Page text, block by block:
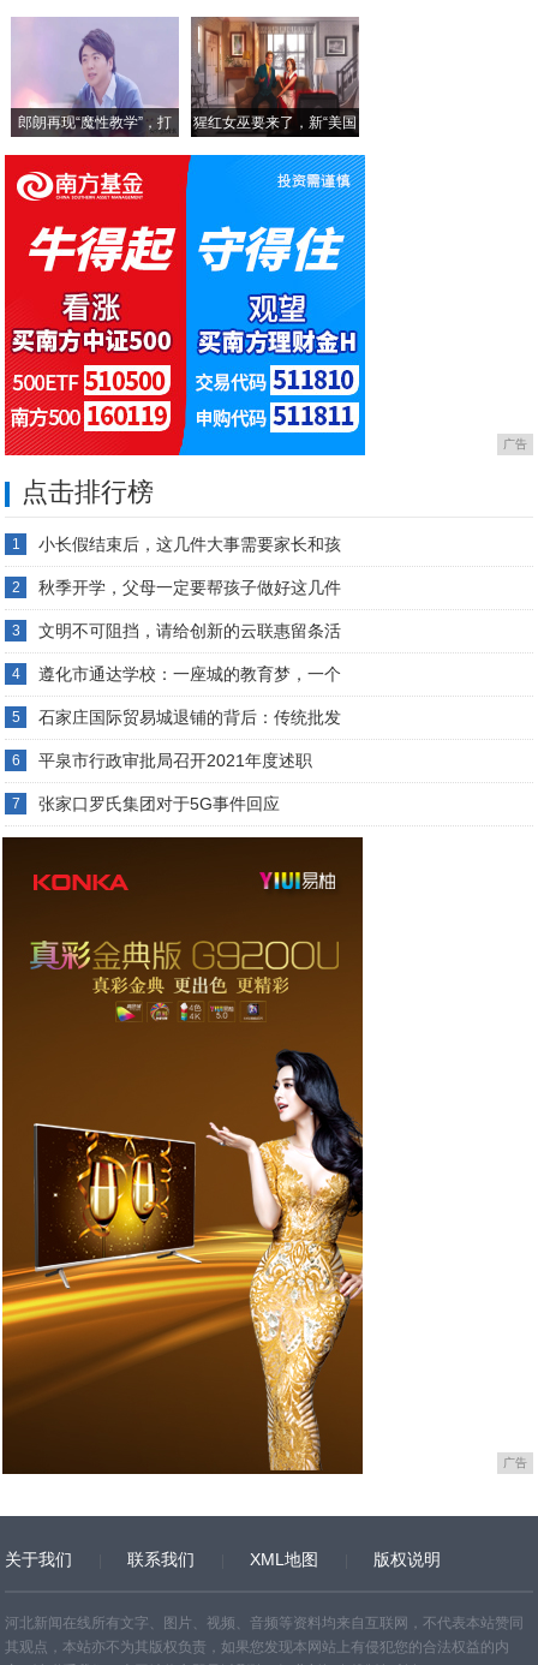
打造“森系”场景力，极狐阿尔法S/T森林
郎朗再现“魔性教学”，打 猩红女巫要来了，新“美国
广告
点击排行榜
1 小长假结束后，这几件大事需要家长和孩
2 秋季开学，父母一定要帮孩子做好这几件
3 文明不可阻挡，请给创新的云联惠留条活
4 遵化市通达学校：一座城的教育梦，一个
5 石家庄国际贸易城退铺的背后：传统批发
6 平泉市行政审批局召开2021年度述职
7 张家口罗氏集团对于5G事件回应
广告
关于我们 联系我们 XML地图 版权说明
网站地图 TXT
河北新闻在线所有文字、图片、视频、音频等资料均来自互联网，不代表本站赞同
其观点，本站亦不为其版权负责，如果您发现本网站上有侵犯您的合法权益的内